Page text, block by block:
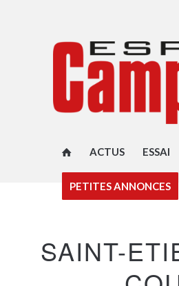
ACTUS ESSAI
PETITES ANNONCES
SAINT-